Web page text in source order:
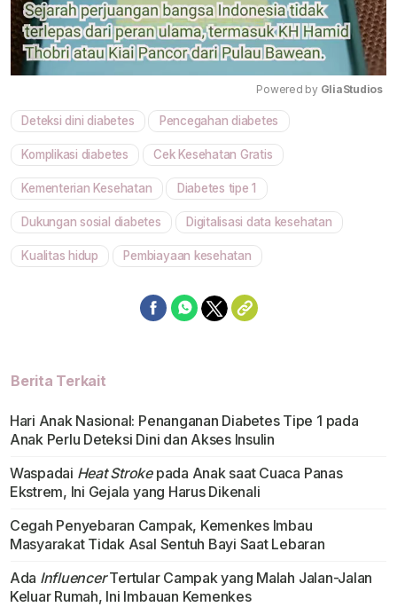
Powered by GliaStudios
Deteksi dini diabetes Pencegahan diabetes
Komplikasi diabetes Cek Kesehatan Gratis
Kementerian Kesehatan Diabetes tipe 1
Dukungan sosial diabetes Digitalisasi data kesehatan
Kualitas hidup Pembiayaan kesehatan
Berita Terkait
Hari Anak Nasional: Penanganan Diabetes Tipe 1 pada
Anak Perlu Deteksi Dini dan Akses Insulin
Waspadai Heat Strokepada Anak saat Cuaca Panas
Ekstrem, Ini Gejala yang Harus Dikenali
Cegah Penyebaran Campak, Kemenkes Imbau
Masyarakat Tidak Asal Sentuh Bayi Saat Lebaran
Ada InfluencerTertular Campak yang Malah Jalan-Jalan
Keluar Rumah, Ini Imbauan Kemenkes